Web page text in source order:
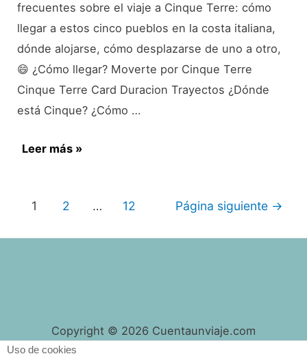
frecuentes sobre el viaje a Cinque Terre: cómo
llegar a estos cinco pueblos en la costa italiana,
dónde alojarse, cómo desplazarse de uno a otro,
😄 ¿Cómo llegar? Moverte por Cinque Terre
Cinque Terre Card Duracion Trayectos ¿Dónde
está Cinque? ¿Cómo …
Preguntas
Leer más »
Paginación
1 2 … 12 Página siguiente →
Copyright © 2026 Cuentaunviaje.com
Uso de cookies